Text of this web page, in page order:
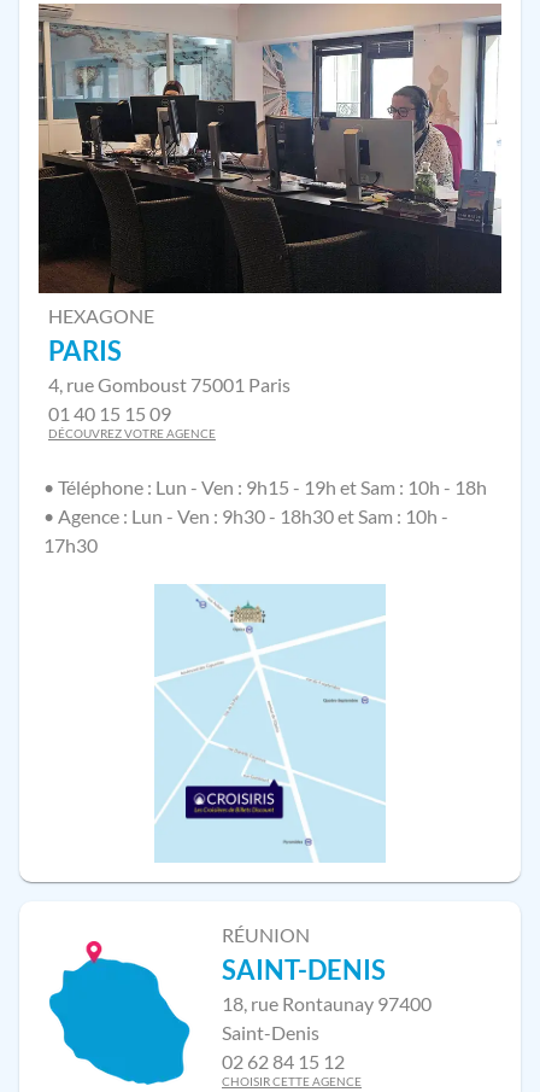
HEXAGONE
PARIS
4, rue Gomboust 75001 Paris
01 40 15 15 09
DÉCOUVREZ VOTRE AGENCE
• Téléphone : Lun - Ven : 9h15 - 19h et Sam : 10h - 18h
• Agence : Lun - Ven : 9h30 - 18h30 et Sam : 10h -
17h30
RÉUNION
SAINT-DENIS
18, rue Rontaunay 97400
Saint-Denis
02 62 84 15 12
CHOISIR CETTE AGENCE